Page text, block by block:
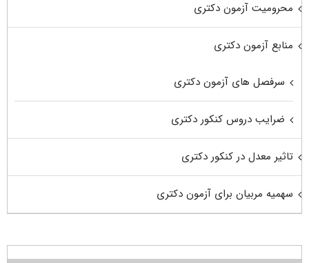
محرومیت آزمون دکتری
منابع آزمون دکتری
سرفصل های آزمون دکتری
ضرایب دروس کنکور دکتری
تاثیر معدل در کنکور دکتری
سهمیه مربیان برای آزمون دکتری